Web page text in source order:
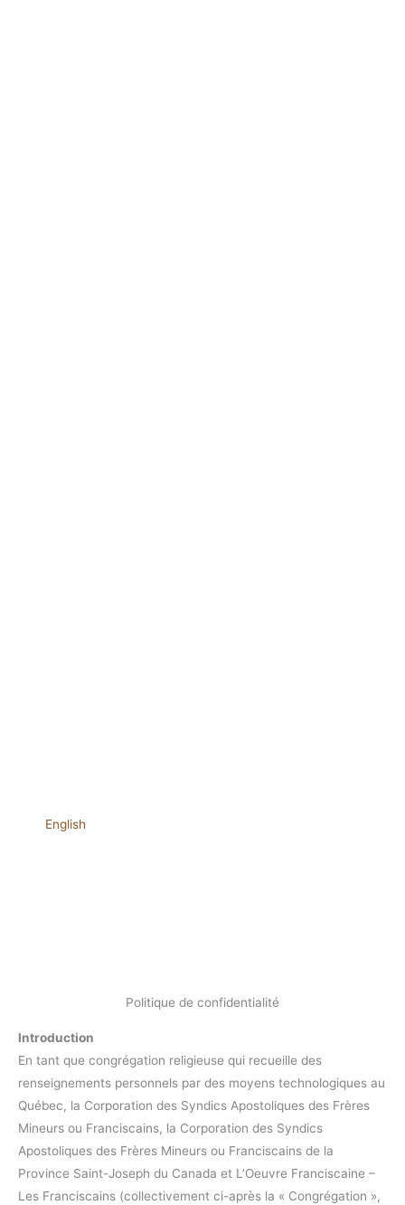
English
Politique de confidentialité
Introduction
En tant que congrégation religieuse qui recueille des
renseignements personnels par des moyens technologiques au
Québec, la Corporation des Syndics Apostoliques des Frères
Mineurs ou Franciscains, la Corporation des Syndics
Apostoliques des Frères Mineurs ou Franciscains de la
Province Saint-Joseph du Canada et L’Oeuvre Franciscaine –
Les Franciscains (collectivement ci-après la « Congrégation »,